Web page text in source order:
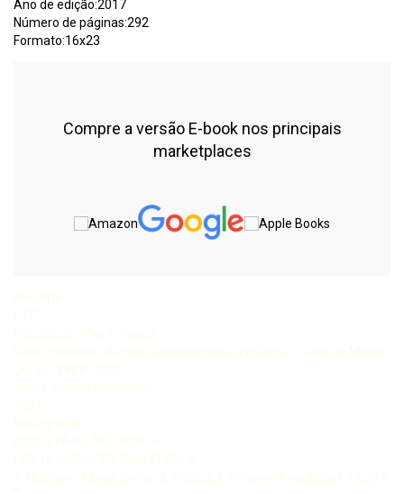
Ano de edição:2017
Número de páginas:292
Formato:16x23
Compre a versão E-book nos principais
marketplaces